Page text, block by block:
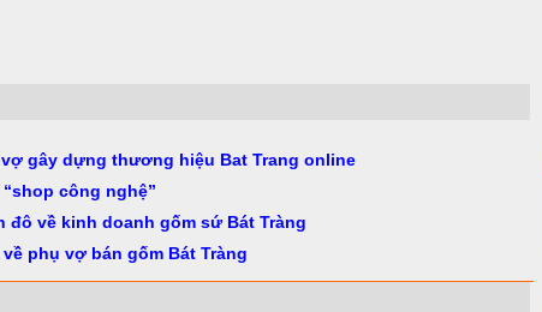
gây dựng thương hiệu Bat Trang online
công nghệ”
về kinh doanh gốm sứ Bát Tràng
phụ vợ bán gốm Bát Tràng